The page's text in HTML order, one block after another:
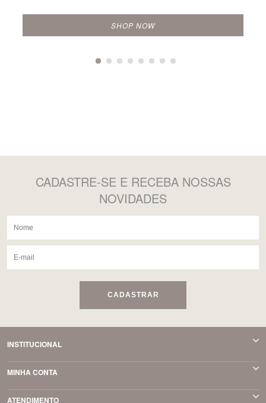
SHOP NOW
CADASTRE-SE E RECEBA NOSSAS
NOVIDADES
CADASTRAR
INSTITUCIONAL
MINHA CONTA
ATENDIMENTO